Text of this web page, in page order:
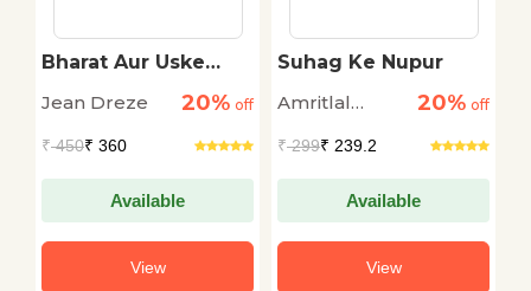
Bharat Aur Uske
Jean Dreze
20% off
₹450₹ 360
Available
View
Suhag Ke Nupur
Amritlal
20% off
₹299₹ 239.2
Available
View